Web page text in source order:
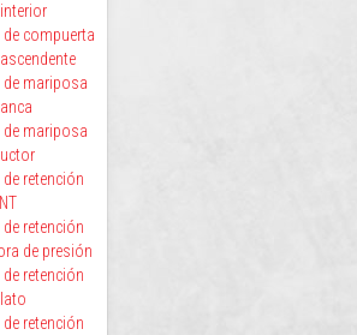
compuerta
de mariposa
de mariposa
retención
retención
de presión
retención
retención